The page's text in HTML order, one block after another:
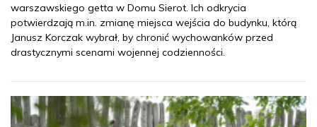
warszawskiego getta w Domu Sierot. Ich odkrycia
potwierdzają m.in. zmianę miejsca wejścia do budynku, którą
Janusz Korczak wybrał, by chronić wychowanków przed
drastycznymi scenami wojennej codzienności.